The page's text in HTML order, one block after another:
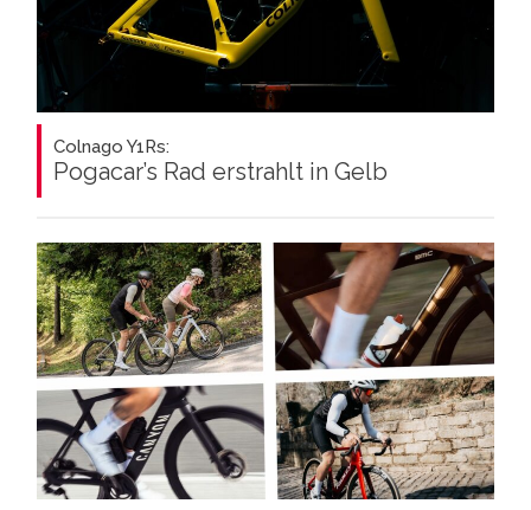
Colnago Y1Rs:
Pogacar’s Rad erstrahlt in Gelb